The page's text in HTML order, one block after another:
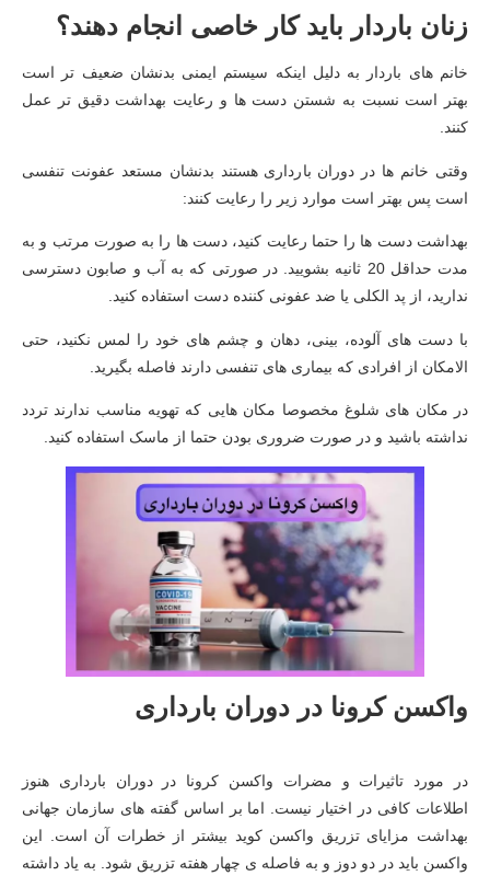
زنان باردار باید کار خاصی انجام دهند؟
خانم های باردار به دلیل اینکه سیستم ایمنی بدنشان ضعیف تر است
بهتر است نسبت به شستن دست ها و رعایت بهداشت دقیق تر عمل
کنند.
وقتی خانم ها در دوران بارداری هستند بدنشان مستعد عفونت تنفسی
است پس بهتر است موارد زیر را رعایت کنند:
بهداشت دست ها را حتما رعایت کنید، دست ها را به صورت مرتب و به
مدت حداقل 20 ثانیه بشویید. در صورتی که به آب و صابون دسترسی
ندارید، از پد الکلی یا ضد عفونی کننده دست استفاده کنید.
با دست های آلوده، بینی، دهان و چشم های خود را لمس نکنید، حتی
الامکان از افرادی که بیماری های تنفسی دارند فاصله بگیرید.
در مکان های شلوغ مخصوصا مکان هایی که تهویه مناسب ندارند تردد
نداشته باشید و در صورت ضروری بودن حتما از ماسک استفاده کنید.
واکسن کرونا در دوران بارداری
در مورد تاثیرات و مضرات واکسن کرونا در دوران بارداری هنوز
اطلاعات کافی در اختیار نیست. اما بر اساس گفته های سازمان جهانی
بهداشت مزایای تزریق واکسن کوید بیشتر از خطرات آن است. این
واکسن باید در دو دوز و به فاصله ی چهار هفته تزریق شود. به یاد داشته